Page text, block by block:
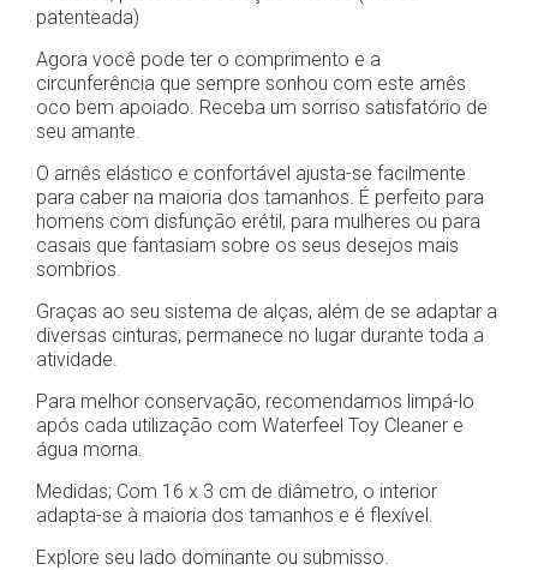
patenteada)
Agora você pode ter o comprimento e a
circunferência que sempre sonhou com este arnês
oco bem apoiado. Receba um sorriso satisfatório de
seu amante.
O arnês elástico e confortável ajusta-se facilmente
para caber na maioria dos tamanhos. É perfeito para
homens com disfunção erétil, para mulheres ou para
casais que fantasiam sobre os seus desejos mais
sombrios.
Graças ao seu sistema de alças, além de se adaptar a
diversas cinturas, permanece no lugar durante toda a
atividade.
Para melhor conservação, recomendamos limpá-lo
após cada utilização com Waterfeel Toy Cleaner e
água morna.
Medidas; Com 16 x 3 cm de diâmetro, o interior
adapta-se à maioria dos tamanhos e é flexível.
Explore seu lado dominante ou submisso.